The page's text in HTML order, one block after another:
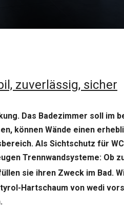
zuverlässig, sicher
Das Badezimmer soll
können Wände einen
Als Sichtschutz für
Trennwandsysteme:
sie ihren Zweck im Bad.
Hartschaum von wedi